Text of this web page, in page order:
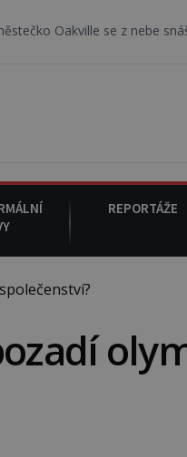
se z nebe snáší podivná
REPORTÁŽE